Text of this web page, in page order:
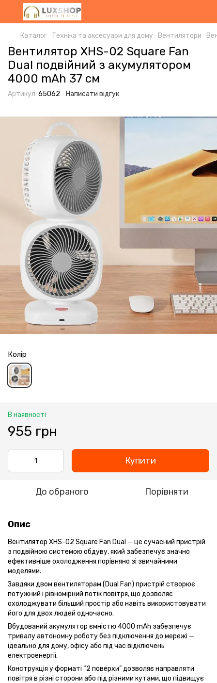
Каталог Техніка та аксесуари для дому Вентилятори
Вентилятор XHS-02 Square Fan
Dual подвійний з акумулятором
4000 mAh 37 см
Артикул: 65062 Написати відгук
Колір
В наявності
955 грн
Купити
До обраного Порівняти
Опис
Вентилятор XHS-02 Square Fan Dual — це сучасний пристрій
з подвійною системою обдуву, який забезпечує значно
ефективніше охолодження порівняно зі звичайними
моделями.
Завдяки двом вентиляторам (Dual Fan) пристрій створює
потужний і рівномірний потік повітря, що дозволяє
охолоджувати більший простір або навіть використовувати
його для двох людей одночасно.
Вбудований акумулятор ємністю 4000 mAh забезпечує
тривалу автономну роботу без підключення до мережі —
ідеально для дому, офісу або під час відключень
електроенергії.
Конструкція у форматі “2 поверхи” дозволяє направляти
повітря в різні сторони або під різними кутами, що підвищує